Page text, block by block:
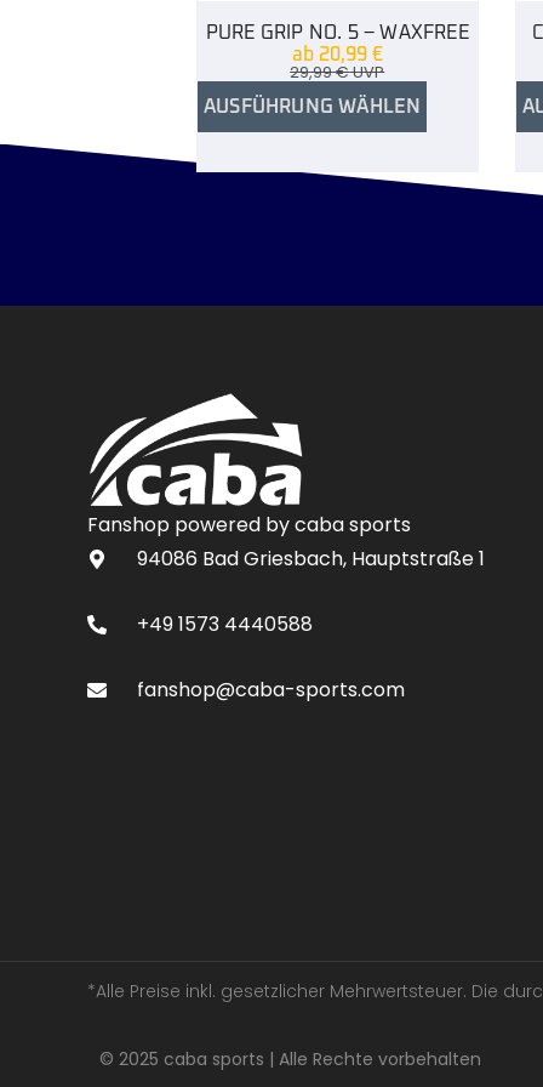
PURE GRIP NO. 5 – WAXFREE
ab 20,99 €
29,99€UVP
AUSFÜHRUNG WÄHLEN
Fanshop powered by caba sports
94086 Bad Griesbach, Hauptstraße 1
+49 1573 4440588
fanshop@caba-sports.com
*Alle Preise inkl. gesetzlicher Mehrwertsteuer. Die
© 2025 caba sports | Alle Rechte vorbehalten